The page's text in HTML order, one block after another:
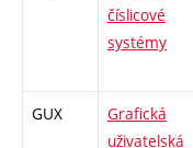
číslicové
systémy
GUX
Grafická
uživatelská